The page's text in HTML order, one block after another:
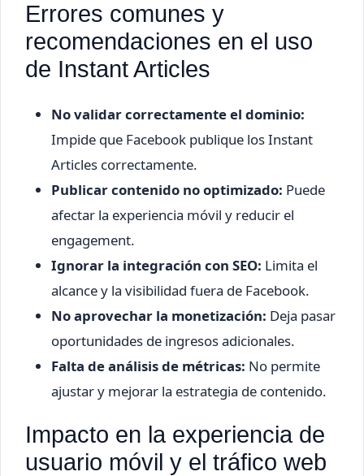
Errores comunes y
recomendaciones en el uso
de Instant Articles
No validar correctamente el dominio:
Impide que Facebook publique los Instant
Articles correctamente.
Publicar contenido no optimizado: Puede
afectar la experiencia móvil y reducir el
engagement.
Ignorar la integración con SEO: Limita el
alcance y la visibilidad fuera de Facebook.
No aprovechar la monetización: Deja pasar
oportunidades de ingresos adicionales.
Falta de análisis de métricas: No permite
ajustar y mejorar la estrategia de contenido.
Impacto en la experiencia de
usuario móvil y el tráfico web